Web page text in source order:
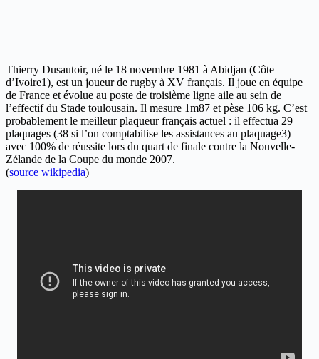
Thierry Dusautoir, né le 18 novembre 1981 à Abidjan (Côte
d’Ivoire1), est un joueur de rugby à XV français. Il joue en équipe
de France et évolue au poste de troisième ligne aile au sein de
l’effectif du Stade toulousain. Il mesure 1m87 et pèse 106 kg. C’est
probablement le meilleur plaqueur français actuel : il effectua 29
plaquages (38 si l’on comptabilise les assistances au plaquage3)
avec 100% de réussite lors du quart de finale contre la Nouvelle-
Zélande de la Coupe du monde 2007.
(source wikipedia)